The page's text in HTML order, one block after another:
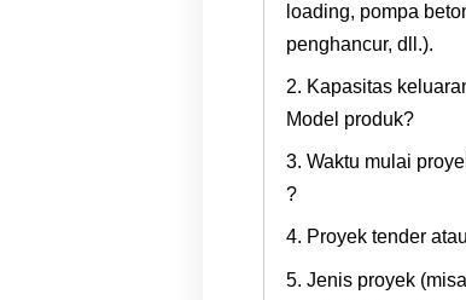
loading, pompa
penghancur, dll.).
2. Kapasitas
Model produk?
3. Waktu mulai
?
4. Proyek tender
5. Jenis proyek